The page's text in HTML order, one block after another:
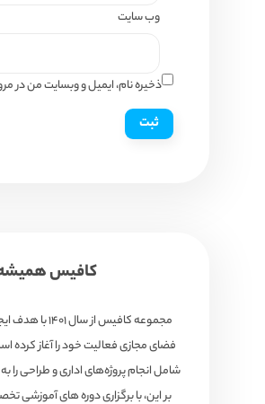
وب‌ سایت
ذخیره نام، ایمیل و وبسایت من در
کافیس همیشه
مجموعه کافیس
فضای مجازی فعالیت خود را آغاز کرده
شامل انجام پروژه‌های اداری و طراحی
بر این، با برگزاری دوره های